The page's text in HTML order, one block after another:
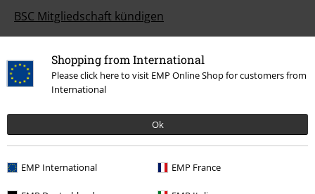
Shopping from International
Please click here to visit EMP Online Shop for customers from
International
Ok
EMP International EMP France
BSC Mitgliedschaft kündigen
Magazin
Gewinnspiele